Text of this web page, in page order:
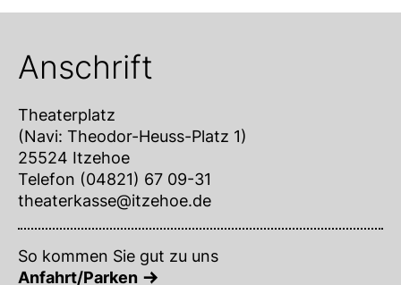
Anschrift
Theaterplatz
(Navi: Theodor-Heuss-Platz 1)
25524 Itzehoe
Telefon (04821) 67 09-31
theaterkasse@itzehoe.de
So kommen Sie gut zu uns
Anfahrt/Parken